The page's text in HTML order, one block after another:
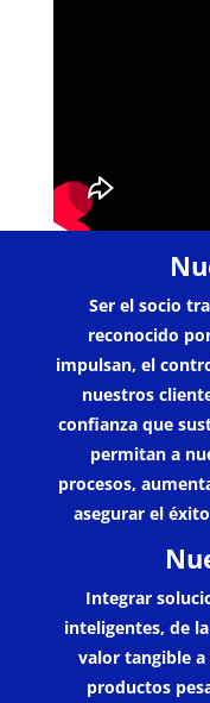
Ser el socio
reconocido
impulsan, el
nuestros
confianza que
permitan a
procesos,
asegurar el
Integrar
inteligentes, de
valor tangible
productos